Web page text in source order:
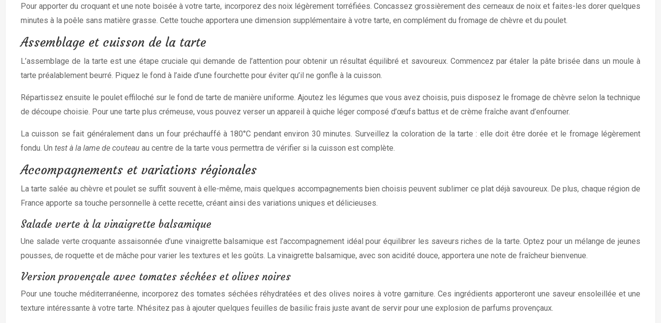
Pour apporter du croquant et une note boisée à votre tarte, incorporez des noix légèrement torréfiées. Concassez grossièrement des cerneaux de noix et faites-les dorer quelques
minutes à la poêle sans matière grasse. Cette touche apportera une dimension supplémentaire à votre tarte, en complément du fromage de chèvre et du poulet.
Assemblage et cuisson de la tarte
L’assemblage de la tarte est une étape cruciale qui demande de l’attention pour obtenir un résultat équilibré et savoureux. Commencez par étaler la pâte brisée dans un moule à
tarte préalablement beurré. Piquez le fond à l’aide d’une fourchette pour éviter qu’il ne gonfle à la cuisson.
Répartissez ensuite le poulet effiloché sur le fond de tarte de manière uniforme. Ajoutez les légumes que vous avez choisis, puis disposez le fromage de chèvre selon la technique
de découpe choisie. Pour une tarte plus crémeuse, vous pouvez verser un appareil à quiche léger composé d’œufs battus et de crème fraîche avant d’enfourner.
La cuisson se fait généralement dans un four préchauffé à 180°C pendant environ 30 minutes. Surveillez la coloration de la tarte : elle doit être dorée et le fromage légèrement
fondu. Un test à la lame de couteau au centre de la tarte vous permettra de vérifier si la cuisson est complète.
Accompagnements et variations régionales
La tarte salée au chèvre et poulet se suffit souvent à elle-même, mais quelques accompagnements bien choisis peuvent sublimer ce plat déjà savoureux. De plus, chaque région de
France apporte sa touche personnelle à cette recette, créant ainsi des variations uniques et délicieuses.
Salade verte à la vinaigrette balsamique
Une salade verte croquante assaisonnée d’une vinaigrette balsamique est l’accompagnement idéal pour équilibrer les saveurs riches de la tarte. Optez pour un mélange de jeunes
pousses, de roquette et de mâche pour varier les textures et les goûts. La vinaigrette balsamique, avec son acidité douce, apportera une note de fraîcheur bienvenue.
Version provençale avec tomates séchées et olives noires
Pour une touche méditerranéenne, incorporez des tomates séchées réhydratées et des olives noires à votre garniture. Ces ingrédients apporteront une saveur ensoleillée et une
texture intéressante à votre tarte. N’hésitez pas à ajouter quelques feuilles de basilic frais juste avant de servir pour une explosion de parfums provençaux.